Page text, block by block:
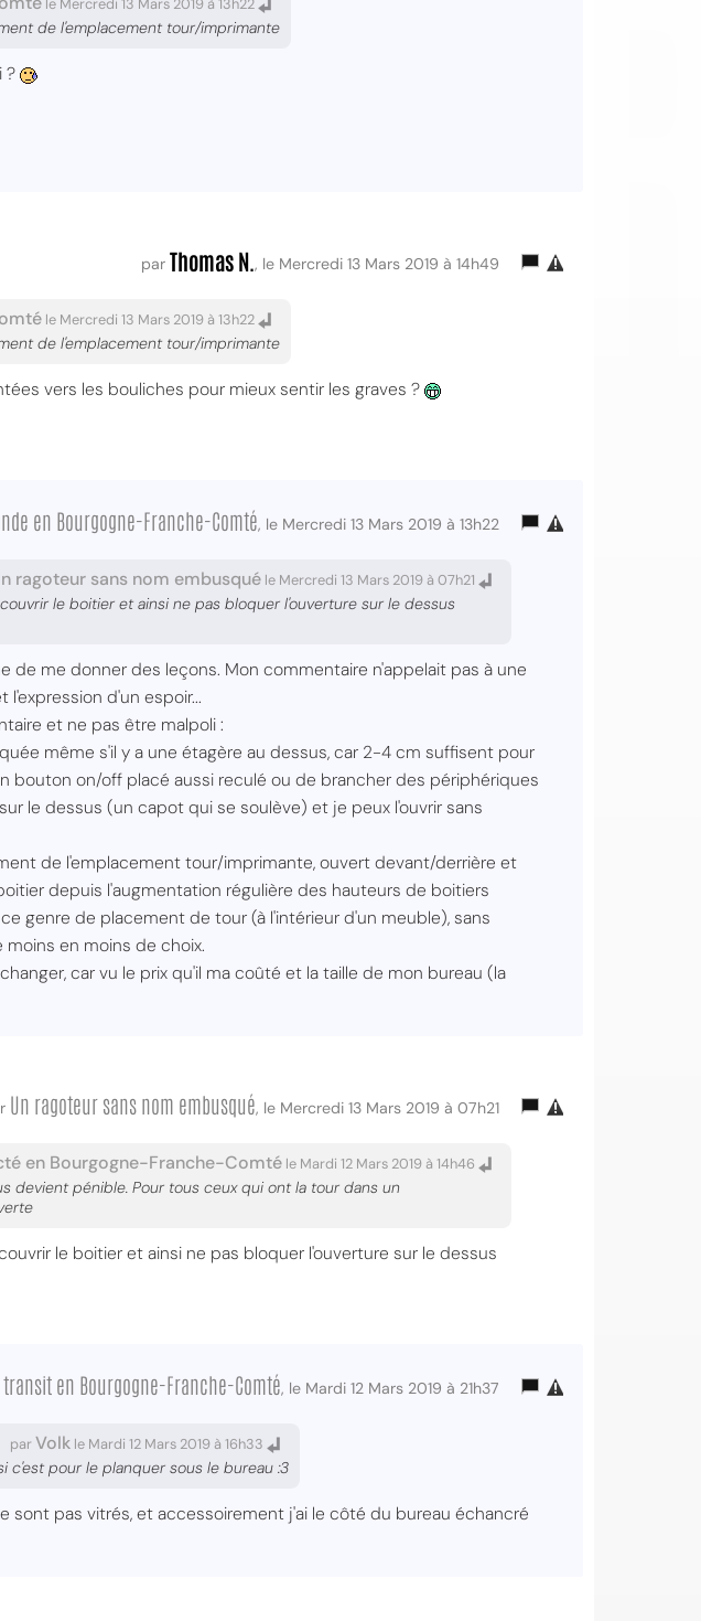
le Mercredi 13 Mars 2019 à 13h22
de l'emplacement tour/imprimante
?
par Thomas N. , le Mercredi 13 Mars 2019 à 14h49
le Mercredi 13 Mars 2019 à 13h22
de l'emplacement tour/imprimante
vers les bouliches pour mieux sentir les graves ?
en Bourgogne-Franche-Comté, le Mercredi 13 Mars 2019 à 13h22
ragoteur sans nom embusqué le Mercredi 13 Mars 2019 à 07h21
le boitier et ainsi ne pas bloquer l'ouverture sur le dessus
de me donner des leçons. Mon commentaire n'appelait pas à une
d'un espoir...
et ne pas être malpoli :
même s'il y a une étagère au dessus, car 2-4 cm suffisent pour
on/off placé aussi reculé ou de brancher des périphériques
le dessus (un capot qui se soulève) et je peux l'ouvrir sans
de l'emplacement tour/imprimante, ouvert devant/derrière et
depuis l'augmentation régulière des hauteurs de boitiers
genre de placement de tour (à l'intérieur d'un meuble), sans
en moins de choix.
car vu le prix qu'il ma coûté et la taille de mon bureau (la
Un ragoteur sans nom embusqué, le Mercredi 13 Mars 2019 à 07h21
en Bourgogne-Franche-Comté le Mardi 12 Mars 2019 à 14h46
pénible. Pour tous ceux qui ont la tour dans un
le boitier et ainsi ne pas bloquer l'ouverture sur le dessus
en Bourgogne-Franche-Comté, le Mardi 12 Mars 2019 à 21h37
parVolk le Mardi 12 Mars 2019 à 16h33
c'est pour le planquer sous le bureau :3
pas vitrés, et accessoirement j'ai le côté du bureau échancré